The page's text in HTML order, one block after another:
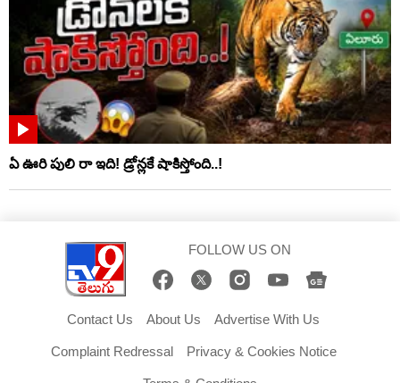
ఏ ఊరి పులి రా ఇది! డ్రోన్లకే షాకిస్తోంది..!
FOLLOW US ON
Contact Us About Us Advertise With Us
Complaint Redressal Privacy & Cookies Notice